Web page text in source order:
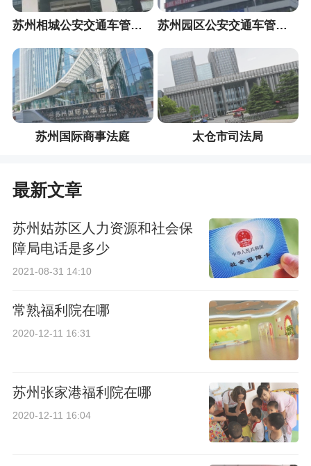
苏州相城公安交通车管服务中心 苏州园区公安交通车管服务中心
苏州国际商事法庭 太仓市司法局
最新文章
苏州姑苏区人力资源和社会保
障局电话是多少
2021-08-31 14:10
常熟福利院在哪
2020-12-11 16:31
苏州张家港福利院在哪
2020-12-11 16:04